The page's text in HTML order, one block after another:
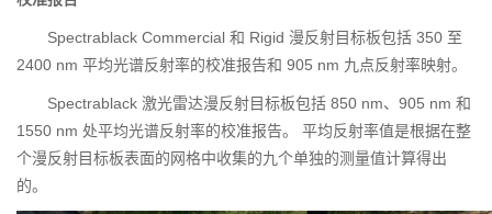
Spectrablack Commercial 和 Rigid 漫反射目标板包括 350 至
2400 nm 平均光谱反射率的校准报告和 905 nm 九点反射率映射。
Spectrablack 激光雷达漫反射目标板包括 850 nm、905 nm 和
1550 nm 处平均光谱反射率的校准报告。 平均反射率值是根据在整
个漫反射目标板表面的网格中收集的九个单独的测量值计算得出
的。